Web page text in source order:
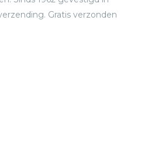
Gratis verzonden